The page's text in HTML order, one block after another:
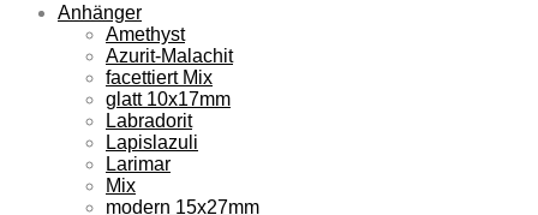
Anhänger
Amethyst
Azurit-Malachit
facettiert Mix
glatt 10x17mm
Labradorit
Lapislazuli
Larimar
Mix
modern 15x27mm